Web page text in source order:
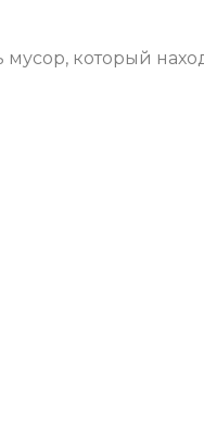
мусор, который